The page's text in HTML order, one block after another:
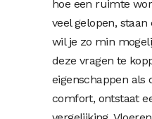
hoe een ruimte
veel gelopen,
wil je zo min
deze vragen te
eigenschappen
comfort, ontstaat